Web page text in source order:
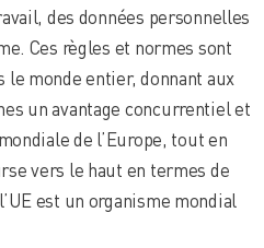
des données personnelles
Ces règles et normes sont
le monde entier, donnant aux
un avantage concurrentiel et
de l’Europe, tout en
vers le haut en termes de
est un organisme mondial